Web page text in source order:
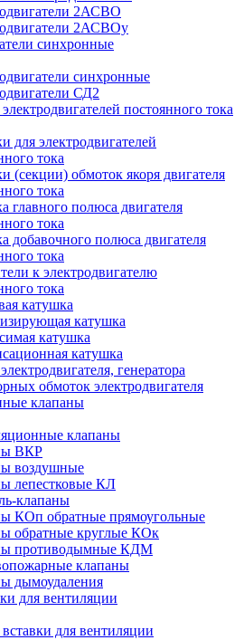
2АСВО
2АСВОу
синхронные
синхронные
СД2
постоянного тока
для электродвигателей
тока
(секции) обмоток якоря двигателя
тока
главного полюса двигателя
тока
добавочного полюса двигателя
тока
к электродвигателю
тока
катушка
катушка
катушка
катушка
генератора
обмоток электродвигателя
клапаны
клапаны
ВКР
воздушные
лепестковые КЛ
клапаны
КОп обратные прямоугольные
обратные круглые КОк
противодымные КДМ
клапаны
дымоудаления
для вентиляции
для вентиляции